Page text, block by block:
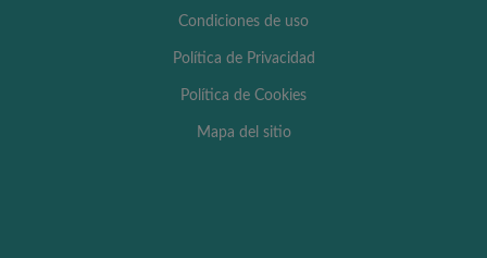
Condiciones de uso
Política de Privacidad
Política de Cookies
Mapa del sitio